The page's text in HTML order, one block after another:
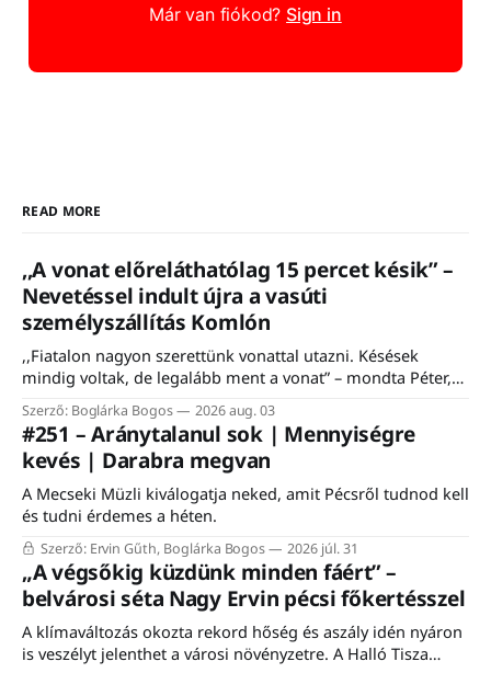
Már van fiókod? Sign in
READ MORE
,,A vonat előreláthatólag 15 percet késik” –
Nevetéssel indult újra a vasúti
személyszállítás Komlón
,,Fiatalon nagyon szerettünk vonattal utazni. Késések
mindig voltak, de legalább ment a vonat” – mondta Péter,
is fontos szerepe volt a város életében. Éppen ezért nem is
csoda, hogy a komlói vasútállomáson közel ezerfős tömeg
gyűlt össze szombaton a Komló–Dombóvár-vasútvonal
Szerző: Boglárka Bogos 2026 aug. 03
#251 – Aránytalanul sok | Mennyiségre
kevés | Darabra megvan
A Mecseki Müzli kiválogatja neked, amit Pécsről tudnod kell
és tudni érdemes a héten.
Szerző: Ervin Gűth, Boglárka Bogos 2026 júl. 31
„A végsőkig küzdünk minden fáért” –
belvárosi séta Nagy Ervin pécsi főkertésszel
A klímaváltozás okozta rekord hőség és aszály idén nyáron
is veszélyt jelenthet a városi növényzetre. A Halló Tisza